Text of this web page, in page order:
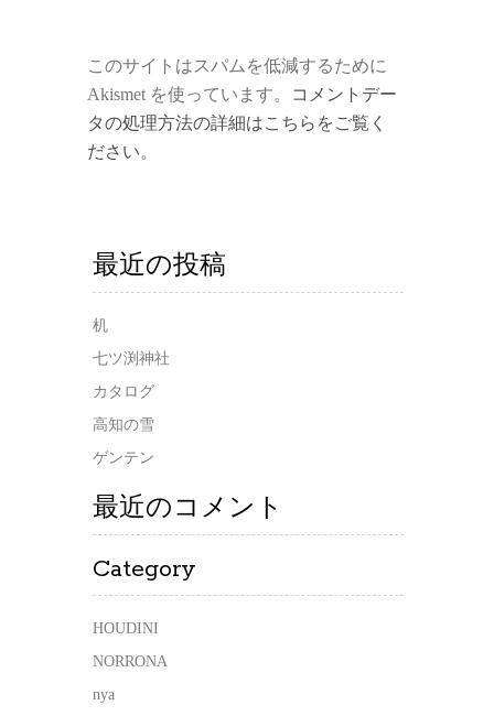
このサイトはスパムを低減するために
Akismet を使っています。
コメントデー
タの処理方法の詳細はこちらをご覧く
ださい。
最近の投稿
机
七ツ渕神社
カタログ
高知の雪
ゲンテン
最近のコメント
Category
HOUDINI
NORRONA
nya